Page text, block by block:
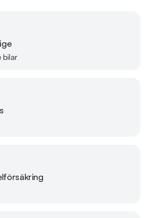
bilar
vårt trygghetspaket. Välj mellan 12-60
bra priser. Gör ditt bilköp tryggt och
och 14 dagars fri försäkring från
våra tester här: